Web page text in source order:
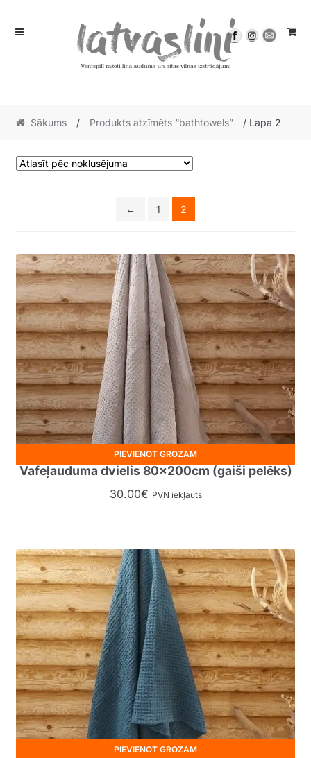
Skip
Skip
Sākums / Produkts atzīmēts “bathtowels” / Lapa 2
← 1 2
Vafeļauduma dvielis 80x200cm (gaiši pelēks)
30.00€ PVN iekļauts
PIEVIENOT GROZAM
PIEVIENOT GROZAM